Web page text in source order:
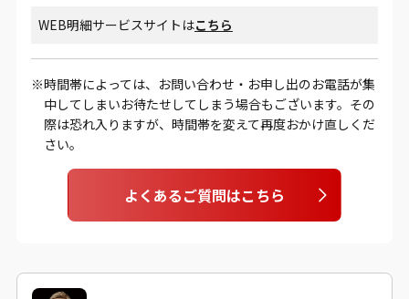
WEB明細サービスサイトはこちら
時間帯によっては、お問い合わせ・お申し出のお電話が集
中してしまいお待たせしてしまう場合もございます。その
際は恐れ入りますが、時間帯を変えて再度おかけ直しくだ
さい。
よくあるご質問はこちら